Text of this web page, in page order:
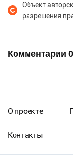
Объект
разрешения
Комментарии 0
О проекте
Контакты